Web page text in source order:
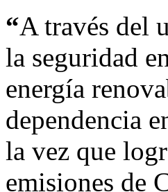
“A través del
la seguridad
energía
dependencia
la vez que
emisiones de